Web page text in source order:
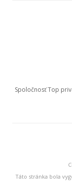
Spoločnosť Top
Táto stránka bola